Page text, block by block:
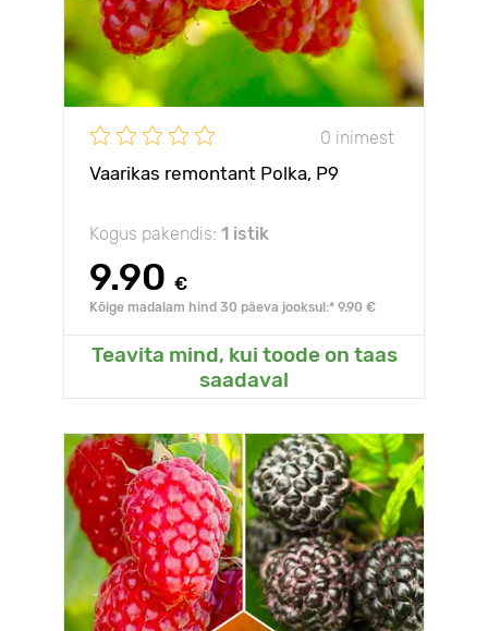
0 inimest
Vaarikas remontant Polka, Р9
Kogus pakendis: 1 istik
9.90 €
Kõige madalam hind 30 päeva jooksul:* 9.90 €
Teavita mind, kui toode on taas
saadaval